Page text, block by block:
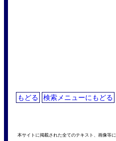
もどる 検索メニューにもどる
本サイトに掲載された全てのテキスト、画像等